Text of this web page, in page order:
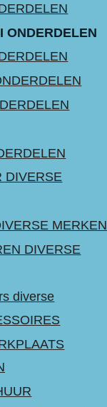
ONDERDELEN
DIVERSE
MERKEN
DIVERSE
diverse